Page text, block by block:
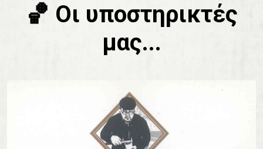
🏀 Οι υποστηρικτές
μας...